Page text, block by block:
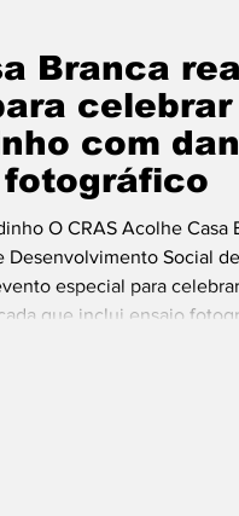
Branca
celebrar
com
O CRAS Acolhe Casa
Desenvolvimento Social
especial para
que inclui ensaio